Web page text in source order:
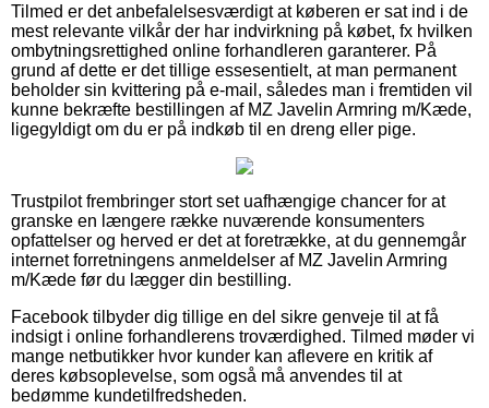
Tilmed er det anbefalelsesværdigt at køberen er sat ind i de
mest relevante vilkår der har indvirkning på købet, fx hvilken
ombytningsrettighed online forhandleren garanterer. På
grund af dette er det tillige essesentielt, at man permanent
beholder sin kvittering på e-mail, således man i fremtiden vil
kunne bekræfte bestillingen af MZ Javelin Armring m/Kæde,
ligegyldigt om du er på indkøb til en dreng eller pige.
Trustpilot frembringer stort set uafhængige chancer for at
granske en længere række nuværende konsumenters
opfattelser og herved er det at foretrække, at du gennemgår
internet forretningens anmeldelser af MZ Javelin Armring
m/Kæde før du lægger din bestilling.
Facebook tilbyder dig tillige en del sikre genveje til at få
indsigt i online forhandlerens troværdighed. Tilmed møder vi
mange netbutikker hvor kunder kan aflevere en kritik af
deres købsoplevelse, som også må anvendes til at
bedømme kundetilfredsheden.